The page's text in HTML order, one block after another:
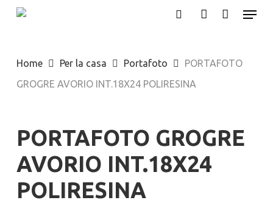
Skip
content
Menu
Home Per la casa Portafoto
PORTAFOTO
GROGRE AVORIO INT.18X24 POLIRESINA
PORTAFOTO GROGRE
AVORIO INT.18X24
POLIRESINA